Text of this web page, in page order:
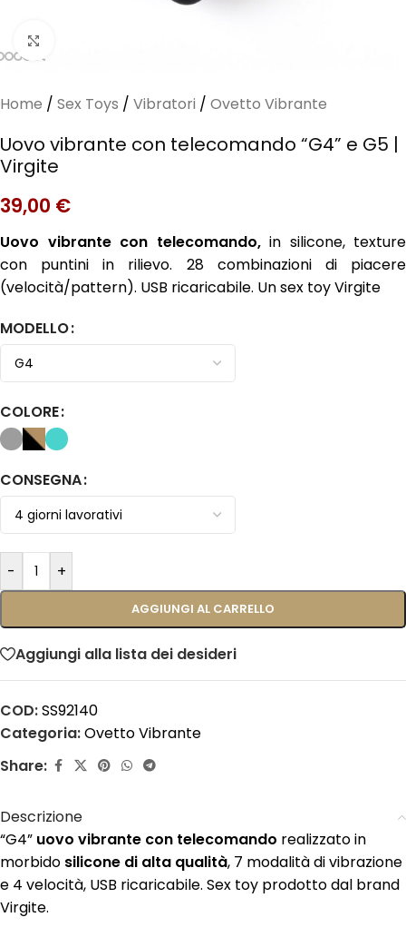
Home / Sex Toys / Vibratori / Ovetto Vibrante
Uovo vibrante con telecomando “G4” e G5 |
Virgite
39,00 €
Uovo vibrante con telecomando,in silicone, texture
con puntini in rilievo. 28 combinazioni di piacere
(velocità/pattern). USB ricaricabile. Un sex toy Virgite
MODELLO
COLORE
CONSEGNA
- +
AGGIUNGI AL CARRELLO
Aggiungi alla lista dei desideri
COD:SS92140
Categoria:Ovetto Vibrante
Share:
Descrizione
“G4” uovo vibrante con telecomando realizzato in
morbido silicone di alta qualità, 7 modalità di vibrazione
e 4 velocità, USB ricaricabile. Sex toy prodotto dal brand
Virgite.